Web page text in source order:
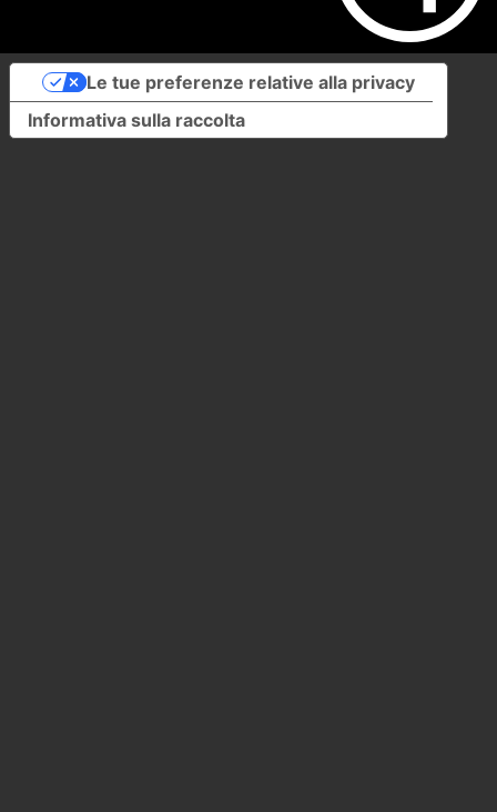
Informativa sulla raccolta
Le tue preferenze relative alla privacy